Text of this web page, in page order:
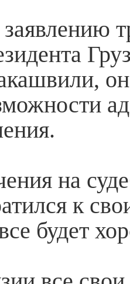
на
к
будет